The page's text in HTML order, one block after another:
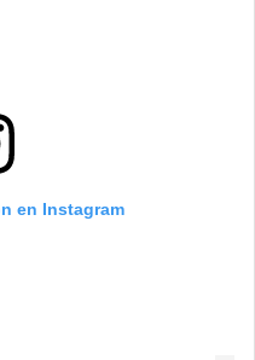
en Instagram